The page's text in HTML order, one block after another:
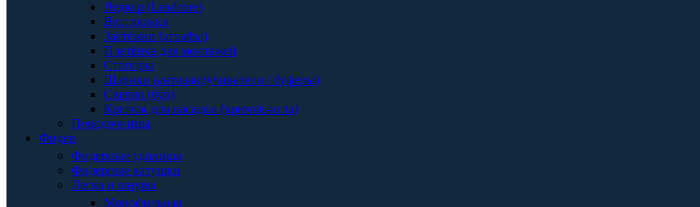
Ледкор (Leadcore)
Вертлюжки
Застёжки (аграфы)
Плетёнка для монтажей
Стопоры
Шарики (антизакручиватели / буферы)
Сверло (бур)
Крючок для насадки (крючок-игла)
Поводочницы
Фидер
Фидерные удилища
Фидерные катушки
Леска и шнуры
Монофильная